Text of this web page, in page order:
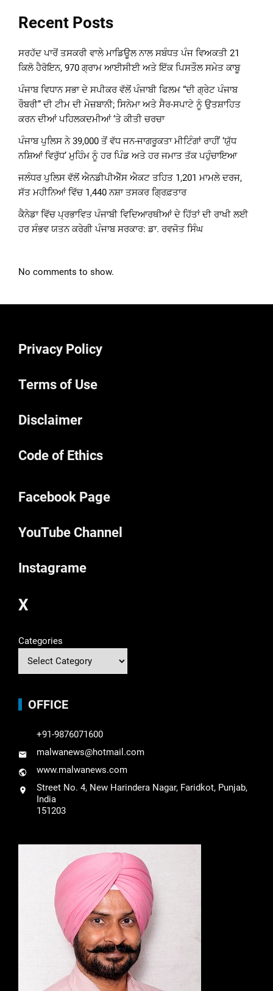
Recent Posts
ਸਰਹੱਦ ਪਾਰੋਂ ਤਸਕਰੀ ਵਾਲੇ ਮਾਡਿਊਲ ਨਾਲ ਸਬੰਧਤ ਪੰਜ ਵਿਅਕਤੀ 21
ਕਿਲੋ ਹੈਰੋਇਨ, 970 ਗ੍ਰਾਮ ਆਈਸੀਈ ਅਤੇ ਇੱਕ ਪਿਸਤੌਲ ਸਮੇਤ ਕਾਬੂ
ਪੰਜਾਬ ਵਿਧਾਨ ਸਭਾ ਦੇ ਸਪੀਕਰ ਵੱਲੋਂ ਪੰਜਾਬੀ ਫਿਲਮ “ਦੀ ਗ੍ਰੇਟ ਪੰਜਾਬ
ਰੌਬਰੀ” ਦੀ ਟੀਮ ਦੀ ਮੇਜ਼ਬਾਨੀ; ਸਿਨੇਮਾ ਅਤੇ ਸੈਰ-ਸਪਾਟੇ ਨੂੰ ਉਤਸ਼ਾਹਿਤ
ਕਰਨ ਦੀਆਂ ਪਹਿਲਕਦਮੀਆਂ ‘ਤੇ ਕੀਤੀ ਚਰਚਾ
ਪੰਜਾਬ ਪੁਲਿਸ ਨੇ 39,000 ਤੋਂ ਵੱਧ ਜਨ-ਜਾਗਰੂਕਤਾ ਮੀਟਿੰਗਾਂ ਰਾਹੀਂ ‘ਯੁੱਧ
ਨਸ਼ਿਆਂ ਵਿਰੁੱਧ’ ਮੁਹਿੰਮ ਨੂੰ ਹਰ ਪਿੰਡ ਅਤੇ ਹਰ ਜਮਾਤ ਤੱਕ ਪਹੁੰਚਾਇਆ
ਜਲੰਧਰ ਪੁਲਿਸ ਵੱਲੋਂ ਐਨਡੀਪੀਐੱਸ ਐਕਟ ਤਹਿਤ 1,201 ਮਾਮਲੇ ਦਰਜ,
ਸੱਤ ਮਹੀਨਿਆਂ ਵਿੱਚ 1,440 ਨਸ਼ਾ ਤਸਕਰ ਗ੍ਰਿਫ਼ਤਾਰ
ਕੈਨੇਡਾ ਵਿੱਚ ਪ੍ਰਭਾਵਿਤ ਪੰਜਾਬੀ ਵਿਦਿਆਰਥੀਆਂ ਦੇ ਹਿੱਤਾਂ ਦੀ ਰਾਖੀ ਲਈ
ਹਰ ਸੰਭਵ ਯਤਨ ਕਰੇਗੀ ਪੰਜਾਬ ਸਰਕਾਰ: ਡਾ. ਰਵਜੋਤ ਸਿੰਘ
No comments to show.
Privacy Policy
Terms of Use
Disclaimer
Code of Ethics
Facebook Page
YouTube Channel
Instagrame
X
Categories
OFFICE
+91-9876071600
malwanews@hotmail.com
www.malwanews.com
Street No. 4, New Harindera Nagar, Faridkot, Punjab,
India
151203